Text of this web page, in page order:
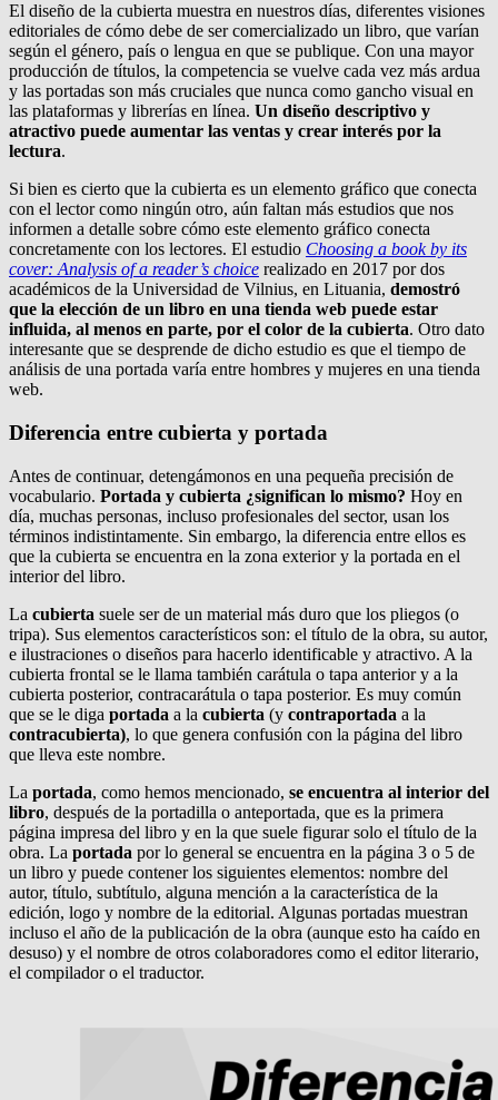
El diseño de la cubierta muestra en nuestros días, diferentes visiones
editoriales de cómo debe de ser comercializado un libro, que varían
según el género, país o lengua en que se publique. Con una mayor
producción de títulos, la competencia se vuelve cada vez más ardua
y las portadas son más cruciales que nunca como gancho visual en
las plataformas y librerías en línea. Un diseño descriptivo y
atractivo puede aumentar las ventas y crear interés por la
lectura.
Si bien es cierto que la cubierta es un elemento gráfico que conecta
con el lector como ningún otro, aún faltan más estudios que nos
informen a detalle sobre cómo este elemento gráfico conecta
concretamente con los lectores. El estudio Choosing a book by its
cover: Analysis of a reader’s choice realizado en 2017 por dos
académicos de la Universidad de Vilnius, en Lituania, demostró
que la elección de un libro en una tienda web puede estar
influida, al menos en parte, por el color de la cubierta. Otro dato
interesante que se desprende de dicho estudio es que el tiempo de
análisis de una portada varía entre hombres y mujeres en una tienda
web.
Diferencia entre cubierta y portada
Antes de continuar, detengámonos en una pequeña precisión de
vocabulario. Portada y cubierta ¿significan lo mismo? Hoy en
día, muchas personas, incluso profesionales del sector, usan los
términos indistintamente. Sin embargo, la diferencia entre ellos es
que la cubierta se encuentra en la zona exterior y la portada en el
interior del libro.
La cubierta suele ser de un material más duro que los pliegos (o
tripa). Sus elementos característicos son: el título de la obra, su autor,
e ilustraciones o diseños para hacerlo identificable y atractivo. A la
cubierta frontal se le llama también carátula o tapa anterior y a la
cubierta posterior, contracarátula o tapa posterior. Es muy común
que se le diga portada a la cubierta (y contraportada a la
contracubierta), lo que genera confusión con la página del libro
que lleva este nombre.
La portada, como hemos mencionado, se encuentra al interior del
libro, después de la portadilla o anteportada, que es la primera
página impresa del libro y en la que suele figurar solo el título de la
obra. La portada por lo general se encuentra en la página 3 o 5 de
un libro y puede contener los siguientes elementos: nombre del
autor, título, subtítulo, alguna mención a la característica de la
edición, logo y nombre de la editorial. Algunas portadas muestran
incluso el año de la publicación de la obra (aunque esto ha caído en
desuso) y el nombre de otros colaboradores como el editor literario,
el compilador o el traductor.